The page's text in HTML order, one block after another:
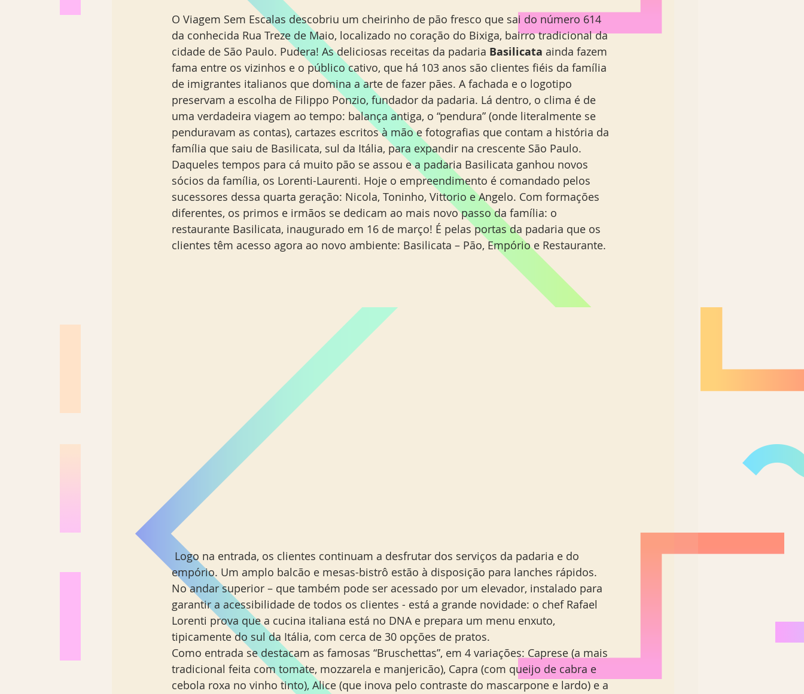
O Viagem Sem Escalas descobriu um cheirinho de pão fresco que sai do número 614
da conhecida Rua Treze de Maio, localizado no coração do Bixiga, bairro tradicional da
cidade de São Paulo. Pudera! As deliciosas receitas da padaria Basilicata ainda fazem
fama entre os vizinhos e o público cativo, que há 103 anos são clientes fiéis da família
de imigrantes italianos que domina a arte de fazer pães. A fachada e o logotipo
preservam a escolha de Filippo Ponzio, fundador da padaria. Lá dentro, o clima é de
uma verdadeira viagem ao tempo: balança antiga, o “pendura” (onde literalmente se
penduravam as contas), cartazes escritos à mão e fotografias que contam a história da
família que saiu de Basilicata, sul da Itália, para expandir na crescente São Paulo.
Daqueles tempos para cá muito pão se assou e a padaria Basilicata ganhou novos
sócios da família, os Lorenti-Laurenti. Hoje o empreendimento é comandado pelos
sucessores dessa quarta geração: Nicola, Toninho, Vittorio e Angelo. Com formações
diferentes, os primos e irmãos se dedicam ao mais novo passo da família: o
restaurante Basilicata, inaugurado em 16 de março! É pelas portas da padaria que os
clientes têm acesso agora ao novo ambiente: Basilicata – Pão, Empório e Restaurante.
empório. Um amplo balcão e mesas-bistrô estão à disposição para lanches rápidos.
No andar superior – que também pode ser acessado por um elevador, instalado para
garantir a acessibilidade de todos os clientes - está a grande novidade: o chef Rafael
Lorenti prova que a cucina italiana está no DNA e prepara um menu enxuto,
tipicamente do sul da Itália, com cerca de 30 opções de pratos.
Como entrada se destacam as famosas “Bruschettas”, em 4 variações: Caprese (a mais
tradicional feita com tomate, mozzarela e manjericão), Capra (com queijo de cabra e
cebola roxa no vinho tinto), Alice (que inova pelo contraste do mascarpone e lardo) e a